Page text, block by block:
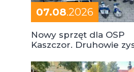
07.08.2026
Nowy sprzęt dla OSP
Kaszczor. Druhowie